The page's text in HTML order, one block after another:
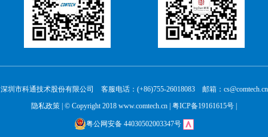
深圳市科通技术股份有限公司 客服电话：(+86)755-26018083 邮箱：cs@comtech.cn
隐私政策 | © Copyright 2018 www.comtech.cn | 粤ICP备19161615号 |
粤公网安备 44030502003347号